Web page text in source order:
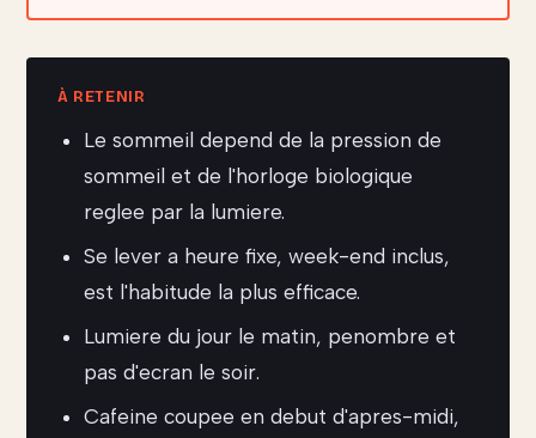
Le sommeil depend de la pression de
sommeil et de l'horloge biologique
reglee par la lumiere.
Se lever a heure fixe, week-end inclus,
est l'habitude la plus efficace.
Lumiere du jour le matin, penombre et
pas d'ecran le soir.
Cafeine coupee en debut d'apres-midi,